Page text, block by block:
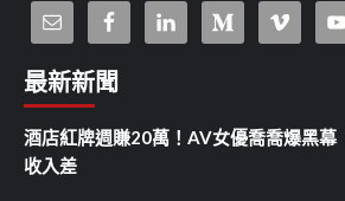
最新新聞
酒店紅牌週賺20萬！AV女優喬喬爆黑幕
收入差